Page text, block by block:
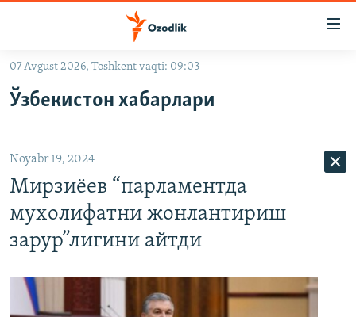
Асосий
Қидиришга
ўтинг
OZODLIK SURISHTIRUVLARI
На русском
ИЖТИМОИЙ ТАРМОҚЛАР
07 Avgust 2026, Toshkent vaqti: 09:03
Ўзбекистон хабарлари
Noyabr 19, 2024
Мирзиёев “парламентда
мухолифатни жонлантириш
зарур”лигини айтди